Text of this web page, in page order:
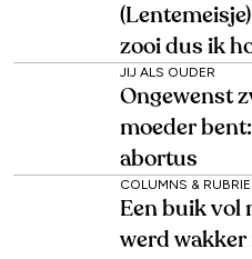
zooi dus ik
JIJ ALS OUDER
Ongewenst
moeder
abortus
COLUMNS &
Een buik vol
werd wakker